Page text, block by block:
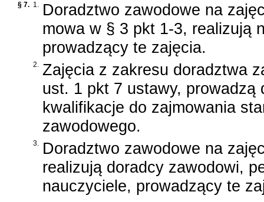
§ 7. 1. Doradztwo zawodowe na
mowa w § 3 pkt 1-3, realizują
prowadzący te zajęcia.
2. Zajęcia z zakresu doradztwa
ust. 1 pkt 7 ustawy,
kwalifikacje do zajmowania
zawodowego.
3. Doradztwo zawodowe na
realizują doradcy zawodowi,
nauczyciele, prowadzący te